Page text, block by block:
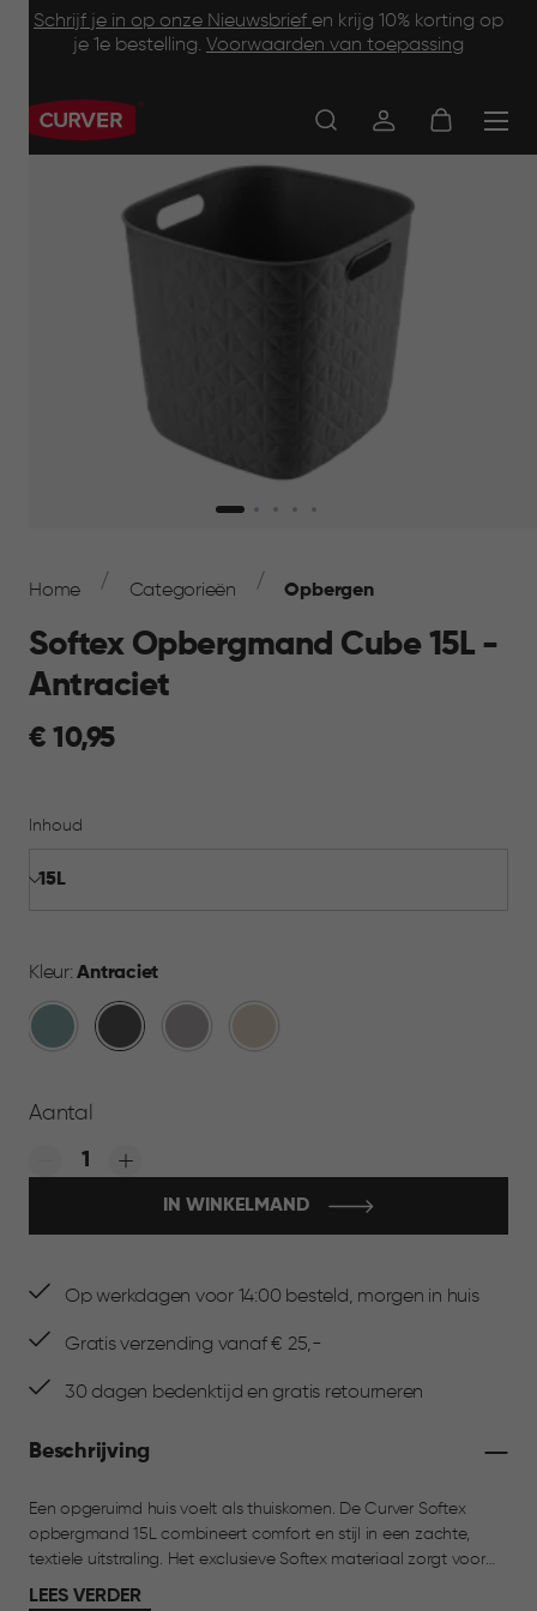
Schrijf je in op onze Nieuwsbrief en krijg 10% korting op
je 1e bestelling. Voorwaarden van toepassing
Main
navigation
Navigation
Home Categorieën Opbergen
Softex Opbergmand Cube 15L -
Antraciet
€
€ 10,95
Inhoud
Kleur:Antraciet
Blauw AntracietTaupe Beige
Aantal
Quantity:
IN WINKELMAND
Op werkdagen voor 14:00 besteld, morgen in huis
Gratis verzending vanaf € 25,-
30 dagen bedenktijd en gratis retourneren
Beschrijving
Een opgeruimd huis voelt als thuiskomen. De Curver Softex
opbergmand 15L combineert comfort en stijl in een zachte,
textiele uitstraling. Het exclusieve Softex materiaal zorgt voor
een warme look die past in elke ruimte. Met een inhoud van 15
LEES VERDER
Footer